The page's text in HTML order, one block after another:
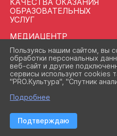
КАЧЕСТВА ОКАЗАНИЯ
ОБРАЗОВАТЕЛЬНЫХ
УСЛУГ
МЕДИАЦЕНТР
"КЛАССНАЯ ШКОЛА.RU"
ПРАВОПРИМЕНИТЕЛЬНЫЕ
ПРОЦЕДУРЫ
СВЕДЕНИЯ ОБ
ОРГАНИЗАЦИИ ОТДЫХА
ОЗДОРОВЛЕНИЯ
ПЕДАГОГАМ И
"РОССИЯ-
Пользуясь нашим сайтом, вы
обработки персональных
веб-сайт и другие
сервисы используют cookies
"PRO.Культура", "Спутник
Подробнее
Подтверждаю